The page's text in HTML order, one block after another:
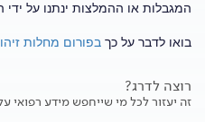
המגבלות או ההמלצות ינתנו על
בואו לדבר על כך בפורום מחלות
רוצה לדרג?
זה יעזור לכל מי שייחפש מידע רפואי